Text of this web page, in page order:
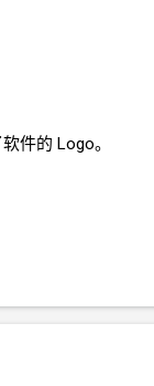
件的 Logo。